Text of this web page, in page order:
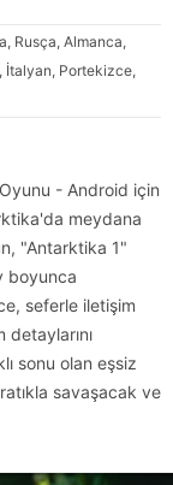
Rusça, Almanca,
İtalyan, Portekizce,
- Android için
meydana
"Antarktika 1"
boyunca
seferle iletişim
sonu olan eşsiz
savaşacak ve